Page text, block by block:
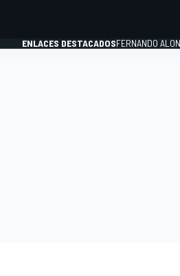
ENLACES DESTACADOSFERNANDO